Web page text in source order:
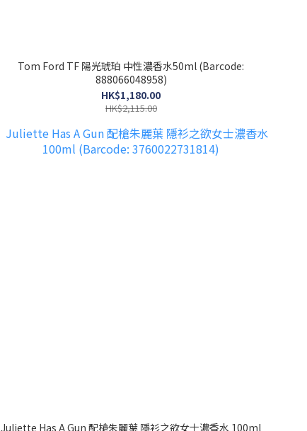
Tom Ford TF 陽光琥珀 中性濃香水50ml (Barcode:
888066048958)
HK$1,180.00
HK$2,115.00
Juliette Has A Gun 配槍朱麗葉 隱衫之欲女士濃香水 100ml